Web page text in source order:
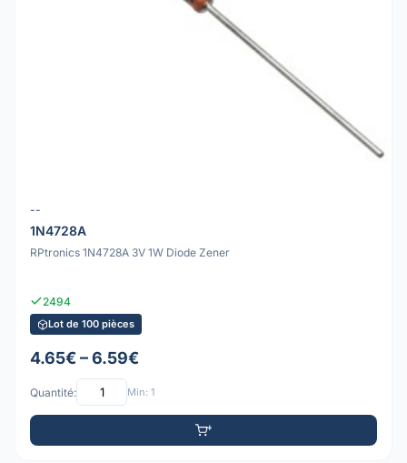
--
1N4728A
RPtronics 1N4728A 3V 1W Diode Zener
2494
Lot de 100 pièces
4.65€ – 6.59€
Quantité: Min: 1